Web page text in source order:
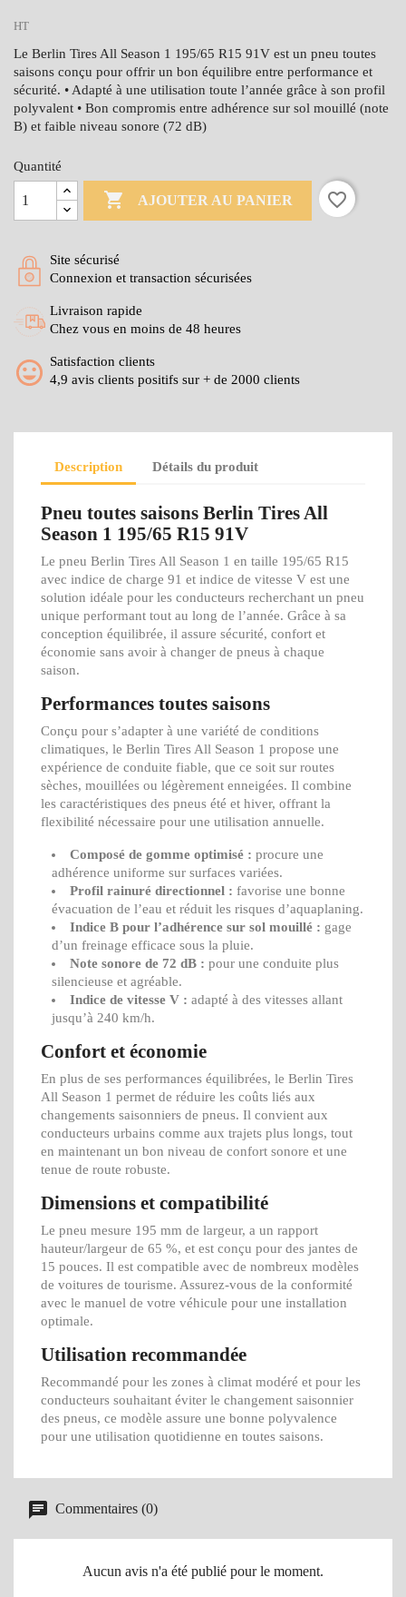
HT
Le Berlin Tires All Season 1 195/65 R15 91V est un pneu toutes
saisons conçu pour offrir un bon équilibre entre performance et
sécurité. • Adapté à une utilisation toute l’année grâce à son profil
polyvalent • Bon compromis entre adhérence sur sol mouillé (note
B) et faible niveau sonore (72 dB)
Quantité
 AJOUTER AU PANIER favorite_border
Site sécurisé
Connexion et transaction sécurisées
Livraison rapide
Chez vous en moins de 48 heures
Satisfaction clients
4,9 avis clients positifs sur + de 2000 clients
Description Détails du produit
Pneu toutes saisons Berlin Tires All
Season 1 195/65 R15 91V
Le pneu Berlin Tires All Season 1 en taille 195/65 R15
avec indice de charge 91 et indice de vitesse V est une
solution idéale pour les conducteurs recherchant un pneu
unique performant tout au long de l’année. Grâce à sa
conception équilibrée, il assure sécurité, confort et
économie sans avoir à changer de pneus à chaque
saison.
Performances toutes saisons
Conçu pour s’adapter à une variété de conditions
climatiques, le Berlin Tires All Season 1 propose une
expérience de conduite fiable, que ce soit sur routes
sèches, mouillées ou légèrement enneigées. Il combine
les caractéristiques des pneus été et hiver, offrant la
flexibilité nécessaire pour une utilisation annuelle.
Composé de gomme optimisé : procure une
adhérence uniforme sur surfaces variées.
Profil rainuré directionnel : favorise une bonne
évacuation de l’eau et réduit les risques d’aquaplaning.
Indice B pour l’adhérence sur sol mouillé : gage
d’un freinage efficace sous la pluie.
Note sonore de 72 dB : pour une conduite plus
silencieuse et agréable.
Indice de vitesse V : adapté à des vitesses allant
jusqu’à 240 km/h.
Confort et économie
En plus de ses performances équilibrées, le Berlin Tires
All Season 1 permet de réduire les coûts liés aux
changements saisonniers de pneus. Il convient aux
conducteurs urbains comme aux trajets plus longs, tout
en maintenant un bon niveau de confort sonore et une
tenue de route robuste.
Dimensions et compatibilité
Le pneu mesure 195 mm de largeur, a un rapport
hauteur/largeur de 65 %, et est conçu pour des jantes de
15 pouces. Il est compatible avec de nombreux modèles
de voitures de tourisme. Assurez-vous de la conformité
avec le manuel de votre véhicule pour une installation
optimale.
Utilisation recommandée
Recommandé pour les zones à climat modéré et pour les
conducteurs souhaitant éviter le changement saisonnier
des pneus, ce modèle assure une bonne polyvalence
pour une utilisation quotidienne en toutes saisons.
Commentaires (0)
Aucun avis n'a été publié pour le moment.